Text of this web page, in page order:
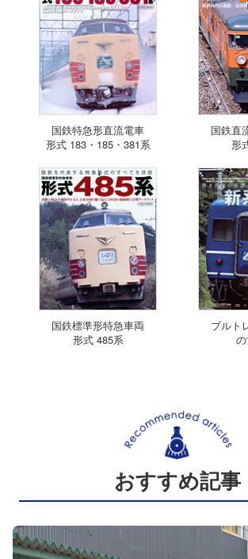
国鉄特急形直流電車
形式 183・185・381系
国鉄直
形
国鉄標準形特急車両
形式 485系
ブルト
おすすめ記事